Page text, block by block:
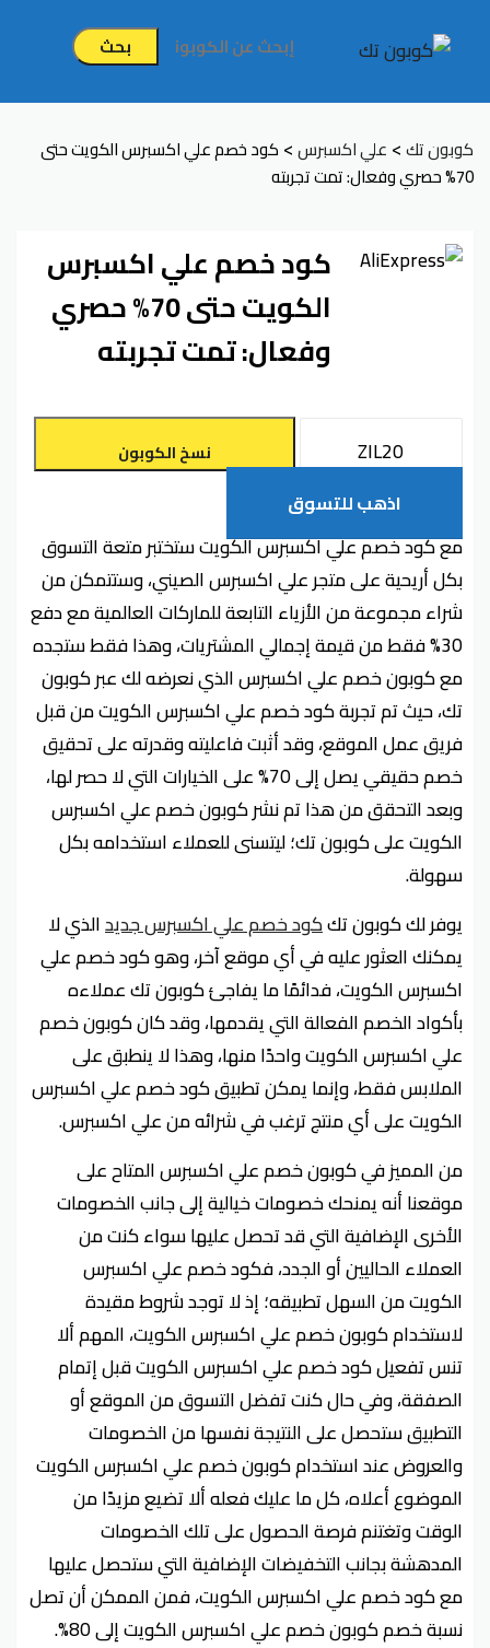
بحث
كوبون تك> علي اكسبرس> كود خصم علي اكسبرس الكويت حتى
70% حصري وفعال: تمت تجربته
كود خصم علي اكسبرس
الكويت حتى 70% حصري
وفعال: تمت تجربته
نسخ الكوبون
اذهب للتسوق
مع كود خصم علي اكسبرس الكويت ستختبر متعة التسوق
بكل أريحية على متجر علي اكسبرس الصيني، وستتمكن من
شراء مجموعة من الأزياء التابعة للماركات العالمية مع دفع
30% فقط من قيمة إجمالي المشتريات، وهذا فقط ستجده
مع كوبون خصم علي اكسبرس الذي نعرضه لك عبر كوبون
تك، حيث تم تجربة كود خصم علي اكسبرس الكويت من قبل
فريق عمل الموقع، وقد أثبت فاعليته وقدرته على تحقيق
خصم حقيقي يصل إلى 70% على الخيارات التي لا حصر لها،
وبعد التحقق من هذا تم نشر كوبون خصم علي اكسبرس
الكويت على كوبون تك؛ ليتسنى للعملاء استخدامه بكل
سهولة.
يوفر لك كوبون تككود خصم علي اكسبرس جديدالذي لا
يمكنك العثور عليه في أي موقع آخر، وهو كود خصم علي
اكسبرس الكويت، فدائمًا ما يفاجئ كوبون تك عملاءه
بأكواد الخصم الفعالة التي يقدمها، وقد كان كوبون خصم
علي اكسبرس الكويت واحدًا منها، وهذا لا ينطبق على
الملابس فقط، وإنما يمكن تطبيق كود خصم علي اكسبرس
الكويت على أي منتج ترغب في شرائه من علي اكسبرس.
من المميز في كوبون خصم علي اكسبرس المتاح على
موقعنا أنه يمنحك خصومات خيالية إلى جانب الخصومات
الأخرى الإضافية التي قد تحصل عليها سواء كنت من
العملاء الحاليين أو الجدد، فكود خصم علي اكسبرس
الكويت من السهل تطبيقه؛ إذ لا توجد شروط مقيدة
لاستخدام كوبون خصم علي اكسبرس الكويت، المهم ألا
تنس تفعيل كود خصم علي اكسبرس الكويت قبل إتمام
الصفقة، وفي حال كنت تفضل التسوق من الموقع أو
التطبيق ستحصل على النتيجة نفسها من الخصومات
والعروض عند استخدام كوبون خصم علي اكسبرس الكويت
الموضوع أعلاه، كل ما عليك فعله ألا تضيع مزيدًا من
الوقت وتغتنم فرصة الحصول على تلك الخصومات
المدهشة بجانب التخفيضات الإضافية التي ستحصل عليها
مع كود خصم علي اكسبرس الكويت، فمن الممكن أن تصل
نسبة خصم كوبون خصم علي اكسبرس الكويت إلى 80%.